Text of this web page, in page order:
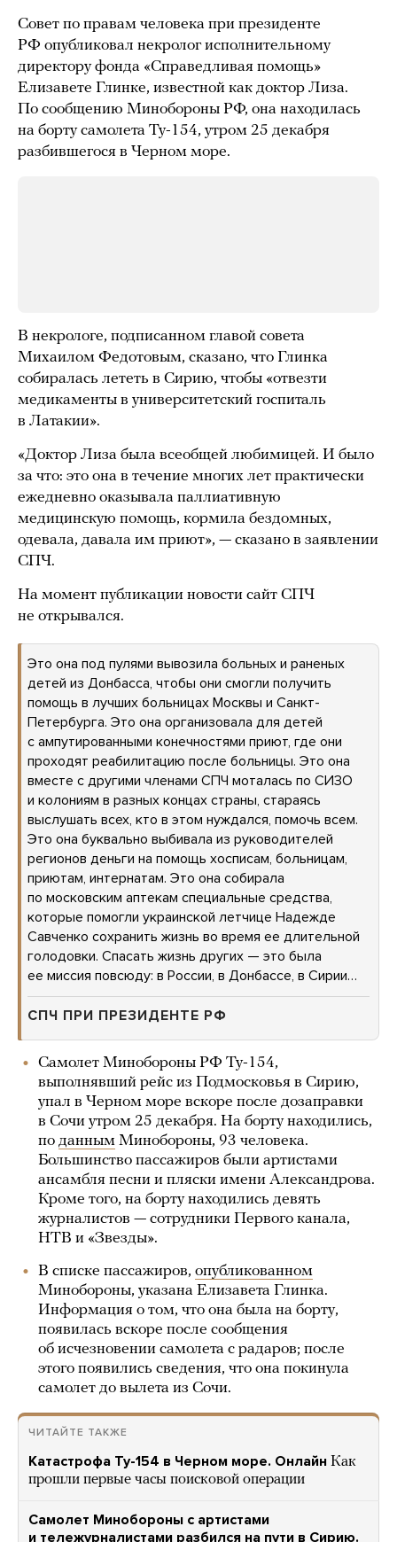
Совет по правам человека при президенте
РФ опубликовал некролог исполнительному
директору фонда «Справедливая помощь»
Елизавете Глинке, известной как доктор Лиза.
По сообщению Минобороны РФ, она находилась
на борту самолета Ту-154, утром 25 декабря
разбившегося в Черном море.
В некрологе, подписанном главой совета
Михаилом Федотовым, сказано, что Глинка
собиралась лететь в Сирию, чтобы «отвезти
медикаменты в университетский госпиталь
в Латакии».
«Доктор Лиза была всеобщей любимицей. И было
за что: это она в течение многих лет практически
ежедневно оказывала паллиативную
медицинскую помощь, кормила бездомных,
одевала, давала им приют», — сказано в заявлении
СПЧ.
На момент публикации новости сайт СПЧ
не открывался.
Это она под пулями вывозила больных и раненых
детей из Донбасса, чтобы они смогли получить
помощь в лучших больницах Москвы и Санкт-
Петербурга. Это она организовала для детей
с ампутированными конечностями приют, где они
проходят реабилитацию после больницы. Это она
вместе с другими членами СПЧ моталась по СИЗО
и колониям в разных концах страны, стараясь
выслушать всех, кто в этом нуждался, помочь всем.
Это она буквально выбивала из руководителей
регионов деньги на помощь хосписам, больницам,
приютам, интернатам. Это она собирала
по московским аптекам специальные средства,
которые помогли украинской летчице Надежде
Савченко сохранить жизнь во время ее длительной
голодовки. Спасать жизнь других — это была
ее миссия повсюду: в России, в Донбассе, в Сирии…
СПЧ ПРИ ПРЕЗИДЕНТЕ РФ
Самолет Минобороны РФ Ту-154,
выполнявший рейс из Подмосковья в Сирию,
упал в Черном море вскоре после дозаправки
в Сочи утром 25 декабря. На борту находились,
по данным Минобороны, 93 человека.
Большинство пассажиров были артистами
ансамбля песни и пляски имени Александрова.
Кроме того, на борту находились девять
журналистов — сотрудники Первого канала,
НТВ и «Звезды».
В списке пассажиров, опубликованном
Минобороны, указана Елизавета Глинка.
Информация о том, что она была на борту,
появилась вскоре после сообщения
об исчезновении самолета с радаров; после
этого появились сведения, что она покинула
самолет до вылета из Сочи.
ЧИТАЙТЕ ТАКЖЕ
Катастрофа Ту-154 в Черном море. Онлайн Как
прошли первые часы поисковой операции
Самолет Минобороны с артистами
и тележурналистами разбился на пути в Сирию.